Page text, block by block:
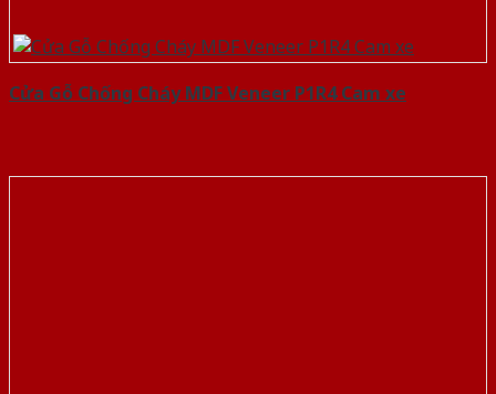
Cửa Gỗ Chống Cháy MDF Veneer P1R4 Cam xe